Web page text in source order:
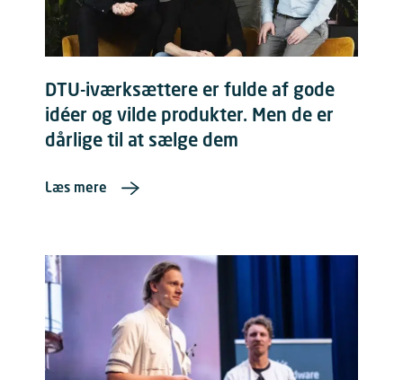
DTU-iværksættere er fulde af gode
idéer og vilde produkter. Men de er
dårlige til at sælge dem
Læs mere